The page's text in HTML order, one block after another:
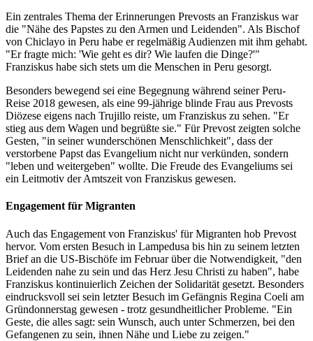
Ein zentrales Thema der Erinnerungen Prevosts an Franziskus war
die "Nähe des Papstes zu den Armen und Leidenden". Als Bischof
von Chiclayo in Peru habe er regelmäßig Audienzen mit ihm gehabt.
"Er fragte mich: 'Wie geht es dir? Wie laufen die Dinge?'"
Franziskus habe sich stets um die Menschen in Peru gesorgt.
Besonders bewegend sei eine Begegnung während seiner Peru-
Reise 2018 gewesen, als eine 99-jährige blinde Frau aus Prevosts
Diözese eigens nach Trujillo reiste, um Franziskus zu sehen. "Er
stieg aus dem Wagen und begrüßte sie." Für Prevost zeigten solche
Gesten, "in seiner wunderschönen Menschlichkeit", dass der
verstorbene Papst das Evangelium nicht nur verkünden, sondern
"leben und weitergeben" wollte. Die Freude des Evangeliums sei
ein Leitmotiv der Amtszeit von Franziskus gewesen.
Engagement für Migranten
Auch das Engagement von Franziskus' für Migranten hob Prevost
hervor. Vom ersten Besuch in Lampedusa bis hin zu seinem letzten
Brief an die US-Bischöfe im Februar über die Notwendigkeit, "den
Leidenden nahe zu sein und das Herz Jesu Christi zu haben", habe
Franziskus kontinuierlich Zeichen der Solidarität gesetzt. Besonders
eindrucksvoll sei sein letzter Besuch im Gefängnis Regina Coeli am
Gründonnerstag gewesen - trotz gesundheitlicher Probleme. "Ein
Geste, die alles sagt: sein Wunsch, auch unter Schmerzen, bei den
Gefangenen zu sein, ihnen Nähe und Liebe zu zeigen."